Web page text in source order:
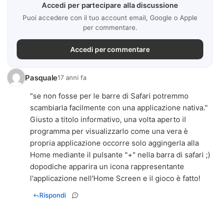
Accedi per partecipare alla discussione
Puoi accedere con il tuo account email, Google o Apple
per commentare.
Accedi per commentare
Pasquale17 anni fa
"se non fosse per le barre di Safari potremmo
scambiarla facilmente con una applicazione nativa."
Giusto a titolo informativo, una volta aperto il
programma per visualizzarlo come una vera è
propria applicazione occorre solo aggingerla alla
Home mediante il pulsante "+" nella barra di safari ;)
dopodiche apparira un icona rappresentante
l'applicazione nell'Home Screen e il gioco è fatto!
Rispondi